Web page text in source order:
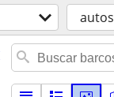
autos